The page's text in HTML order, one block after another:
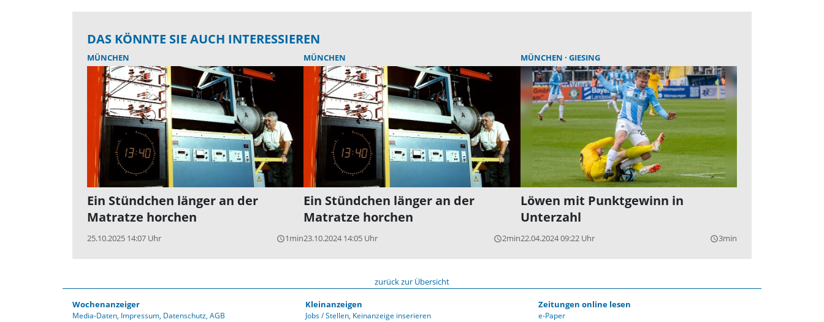
DAS KÖNNTE SIE AUCH INTERESSIEREN
MÜNCHEN
Ein Stündchen länger an der
Matratze horchen
25.10.2025 14:07 Uhr query_builder1min
MÜNCHEN
Ein Stündchen länger an der
Matratze horchen
23.10.2024 14:05 Uhr query_builder2min
MÜNCHEN GIESING
Löwen mit Punktgewinn in
Unterzahl
22.04.2024 09:22 Uhr query_builder3min
zurück zur Übersicht
Wochenanzeiger
Media-Daten Impressum Datenschutz AGB
Kleinanzeigen
Jobs / Stellen Keinanzeige inserieren
Zeitungen online lesen
e-Paper